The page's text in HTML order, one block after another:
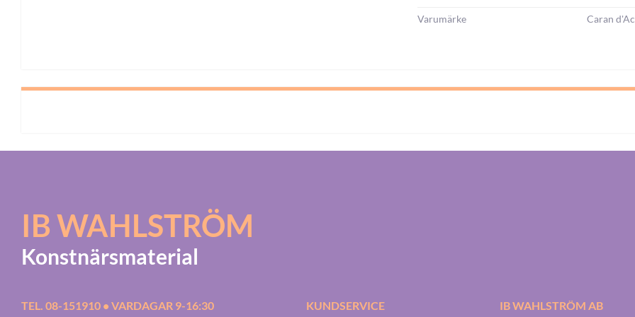
Varumärke Caran
IB WAHLSTRÖM
Konstnärsmaterial
TEL. 08-151910 • VARDAGAR 9-16:30 KUNDSERVICE IB WAHLSTRÖM AB